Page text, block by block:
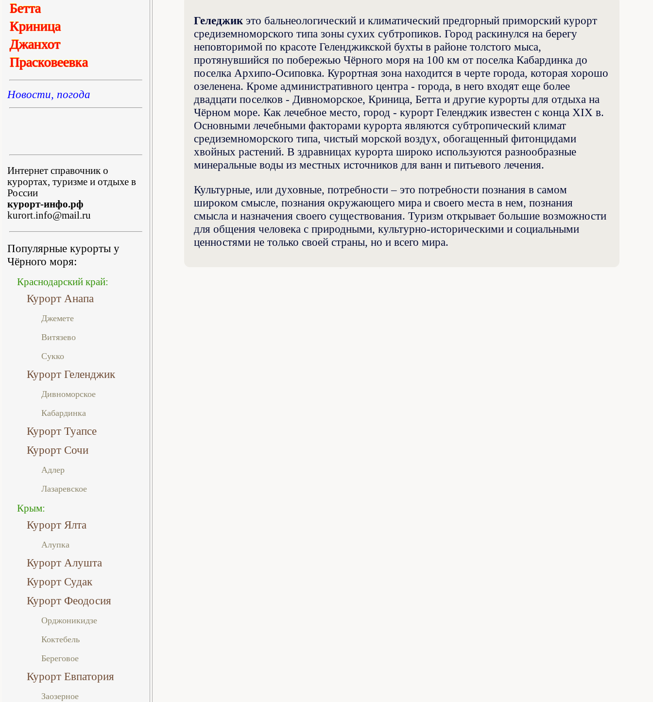
Бетта
Криница
Джанхот
Прасковеевка
Новости, погода
Интернет справочник о
курортах, туризме и отдыхе в
России
курорт-инфо.рф
kurort.info@mail.ru
Популярные курорты у
Чёрного моря:
Краснодарский край:
Курорт Анапа
Джемете
Витязево
Сукко
Курорт Геленджик
Дивноморское
Кабардинка
Курорт Туапсе
Курорт Сочи
Адлер
Лазаревское
Крым:
Курорт Ялта
Алупка
Курорт Алушта
Курорт Судак
Курорт Феодосия
Орджоникидзе
Коктебель
Береговое
Курорт Евпатория
Заозерное
Геледжикэто бальнеологический и климатический предгорный приморский курорт
средиземноморского типа зоны сухих субтропиков. Город раскинулся на берегу
неповторимой по красоте Геленджикской бухты в районе толстого мыса,
протянувшийся по побережью Чёрного моря на 100 км от поселка Кабардинка до
поселка Архипо-Осиповка. Курортная зона находится в черте города, которая хорошо
озеленена. Кроме административного центра - города, в него входят еще более
двадцати поселков - Дивноморское, Криница, Бетта и другие курорты для отдыха на
Чёрном море. Как лечебное место, город - курорт Геленджик известен с конца XIX в.
Основными лечебными факторами курорта являются субтропический климат
средиземноморского типа, чистый морской воздух, обогащенный фитонцидами
хвойных растений. В здравницах курорта широко используются разнообразные
минеральные воды из местных источников для ванн и питьевого лечения.
Культурные, или духовные, потребности – это потребности познания в самом
широком смысле, познания окружающего мира и своего места в нем, познания
смысла и назначения своего существования. Туризм открывает большие возможности
для общения человека с природными, культурно-историческими и социальными
ценностями не только своей страны, но и всего мира.